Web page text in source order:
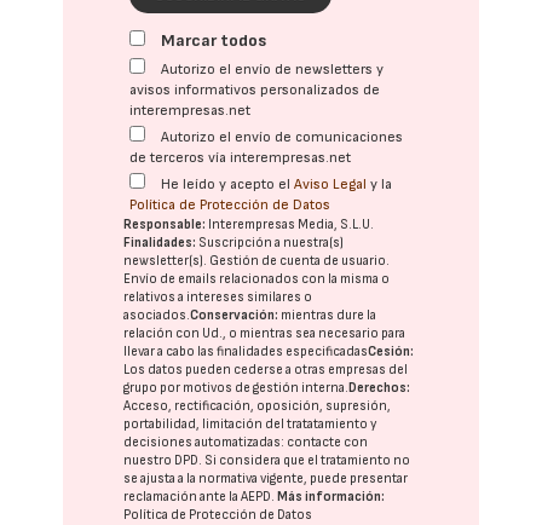
Marcar todos
Autorizo el envío de newsletters y
avisos informativos personalizados de
interempresas.net
Autorizo el envío de comunicaciones
de terceros vía interempresas.net
He leído y acepto elAviso Legal y la
Política de Protección de Datos
Responsable: Interempresas Media, S.L.U.
Finalidades: Suscripción a nuestra(s)
newsletter(s). Gestión de cuenta de usuario.
Envío de emails relacionados con la misma o
relativos a intereses similares o
asociados.Conservación: mientras dure la
relación con Ud., o mientras sea necesario para
llevar a cabo las finalidades especificadasCesión:
Los datos pueden cederse a otras empresas del
grupo por motivos de gestión interna. Derechos:
Acceso, rectificación, oposición, supresión,
portabilidad, limitación del tratatamiento y
decisiones automatizadas: contacte con
nuestro DPD. Si considera que el tratamiento no
se ajusta a la normativa vigente, puede presentar
reclamación ante laAEPD. Más información:
Política de Protección de Datos